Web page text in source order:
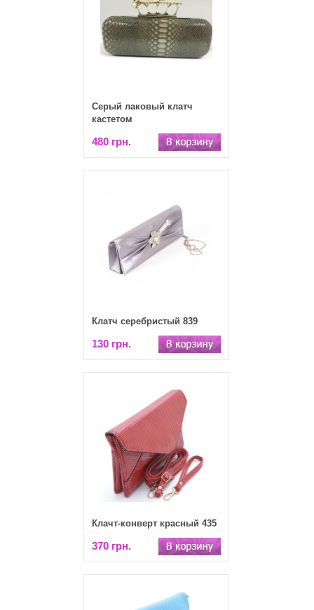
Серый лаковый клатч
кастетом
480 грн.
Клатч серебристый 839
130 грн.
Клачт-конверт красный 435
370 грн.